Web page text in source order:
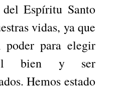
del Espíritu Santo
vidas, ya que
poder para elegir
bien y ser
Hemos estado